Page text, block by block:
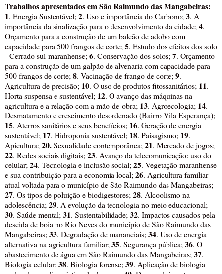
Trabalhos apresentados em São Raimundo das Mangabeiras:
1. Energia Sustentável; 2. Uso e importância do Carbono; 3. A
importância da sinalização para o desenvolvimento da cidade; 4.
Orçamento para a construção de um balcão de adobo com
capacidade para 500 frangos de corte; 5. Estudo dos efeitos dos solo
- Cerrado sul-maranhense; 6. Conservação dos solos; 7. Orçamento
para a construção de um galpão de alvenaria com capacidade para
500 frangos de corte; 8. Vacinação de frango de corte; 9.
Agricultura de precisão; 10. O uso de produtos fitossanitários; 11.
Horta suspensa e sustentável; 12. O avanço das máquinas na
agricultura e a relação com a mão-de-obra; 13. Agroecologia; 14.
Desmatamento e crescimento desordenado (Bairro Vila Esperança);
15. Aterros sanitários e seus benefícios; 16. Geração de energia
sustentável; 17. Hidroponia sustentável; 18. Paisagismo; 19.
Apicultura; 20.Sexualidade contemporânea; 21. Mercado de jogos;
22. Redes sociais digitais; 23. Avanço da telecomunicação: uso do
celular; 24. Tecnologia e inclusão social; 25. Vegetação maranhense
e sua contribuição para a economia local; 26. Agricultura familiar
atual voltada para o município de São Raimundo das Mangabeiras;
27. Os tipos de poluição e biodigestores; 28. Alcoolismo na
adolescência; 29. A evolução da tecnologia no meio educacional;
30. Saúde mental; 31. Sustentabilidade; 32. Impactos causados pela
descida de boia no Rio Neves do município de São Raimundo das
Mangabeiras; 33. Degradação de mananciais; 34. Uso de energia
alternativa na agricultura familiar; 35. Segurança pública; 36. O
abastecimento de água em São Raimundo das Mangabeiras; 37.
Biologia celular; 38. Biologia forense; 39. Aplicação de biologia